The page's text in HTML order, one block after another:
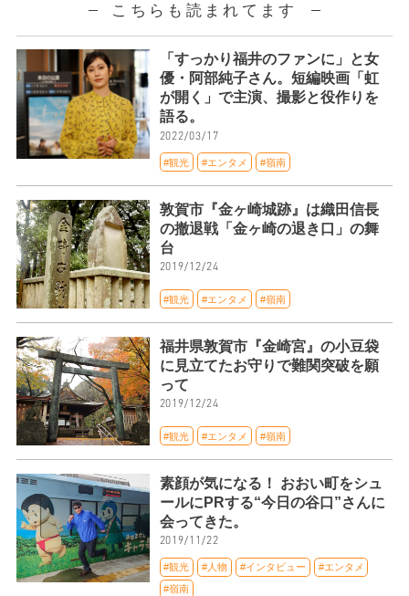
こちらも読まれてます
「すっかり福井のファンに」と女
優・阿部純子さん。短編映画「虹
が開く」で主演、撮影と役作りを
語る。
2022/03/17
#観光 #エンタメ #嶺南
敦賀市『金ヶ崎城跡』は織田信長
の撤退戦「金ヶ崎の退き口」の舞
台
2019/12/24
#観光 #エンタメ #嶺南
福井県敦賀市『金崎宮』の小豆袋
に見立てたお守りで難関突破を願
って
2019/12/24
#観光 #エンタメ #嶺南
素顔が気になる！ おおい町をシュ
ールにPRする“今日の谷口”さんに
会ってきた。
2019/11/22
#観光 #人物 #インタビュー #エンタメ
#嶺南